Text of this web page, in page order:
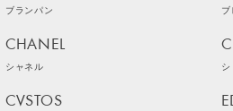
ブランパン ブ
CHANEL
シャネル シ
CVSTOS